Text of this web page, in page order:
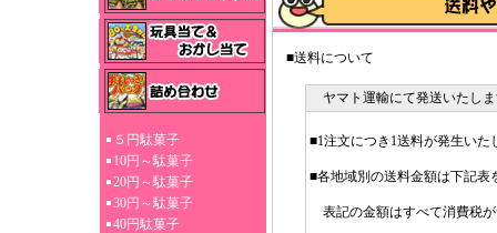
５円駄菓子
10円～駄菓子
20円～駄菓子
30円～駄菓子
40円駄菓子
■送料について
ヤマト運輸にて発送いたし
■1注文につき1送料が発生いた
■各地域別の送料金額は下記表
表記の金額はすべて消費税